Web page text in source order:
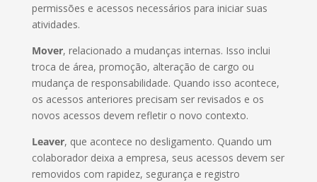
permissões e acessos necessários para iniciar suas
atividades.
Mover, relacionado a mudanças internas. Isso inclui
troca de área, promoção, alteração de cargo ou
mudança de responsabilidade. Quando isso acontece,
os acessos anteriores precisam ser revisados e os
novos acessos devem refletir o novo contexto.
Leaver, que acontece no desligamento. Quando um
colaborador deixa a empresa, seus acessos devem ser
removidos com rapidez, segurança e registro